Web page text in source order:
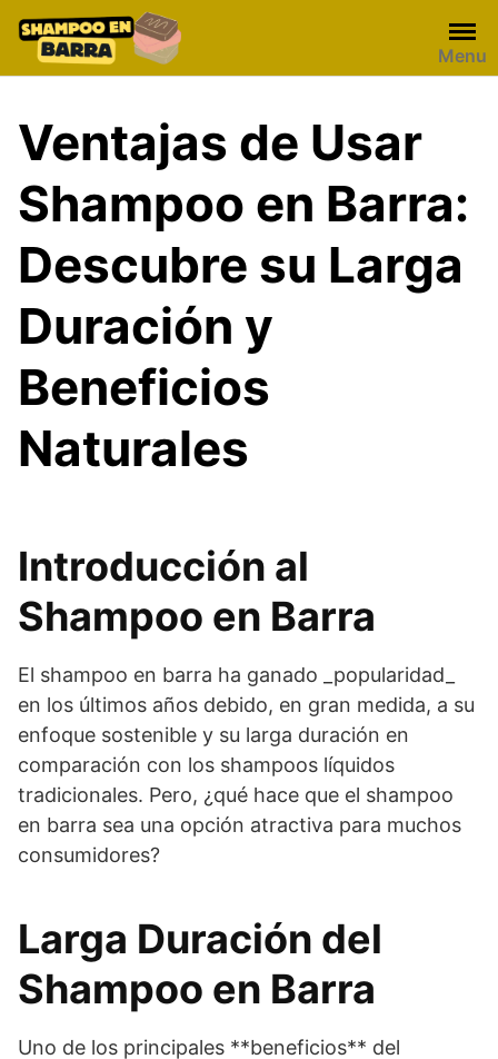
content
Menu
Ventajas de Usar
Shampoo en Barra:
Descubre su Larga
Duración y
Beneficios
Naturales
Introducción al
Shampoo en Barra
El shampoo en barra ha ganado _popularidad_
en los últimos años debido, en gran medida, a su
enfoque sostenible y su larga duración en
comparación con los shampoos líquidos
tradicionales. Pero, ¿qué hace que el shampoo
en barra sea una opción atractiva para muchos
consumidores?
Larga Duración del
Shampoo en Barra
Uno de los principales **beneficios** del